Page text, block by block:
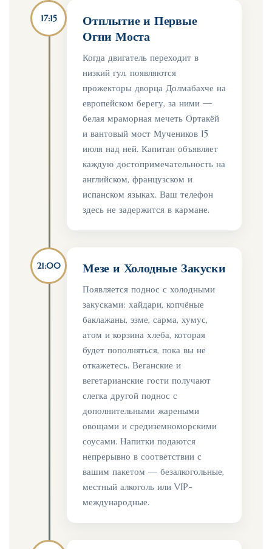
17:15
Отплытие и Первые
Огни Моста
Когда двигатель переходит в
низкий гул, появляются
прожекторы дворца Долмабахче на
европейском берегу, за ними —
белая мраморная мечеть Ортакёй
и вантовый мост Мучеников 15
июля над ней. Капитан объявляет
каждую достопримечательность на
английском, французском и
испанском языках. Ваш телефон
здесь не задержится в кармане.
21:00 Мезе и Холодные Закуски
Появляется поднос с холодными
закусками: хайдари, копчёные
баклажаны, эзме, сарма, хумус,
атом и корзина хлеба, которая
будет пополняться, пока вы не
откажетесь. Веганские и
вегетарианские гости получают
слегка другой поднос с
дополнительными жареными
овощами и средиземноморскими
соусами. Напитки подаются
непрерывно в соответствии с
вашим пакетом — безалкогольные,
местный алкоголь или VIP-
международные.